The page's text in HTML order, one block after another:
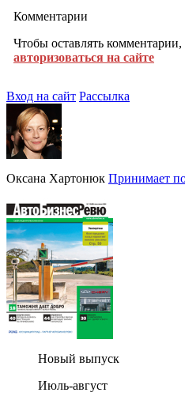
Комментарии
Чтобы оставлять
авторизоваться на сайте
Вход на сайт Рассылка
Оксана Хартонюк Принимает
Новый выпуск
Июль-август